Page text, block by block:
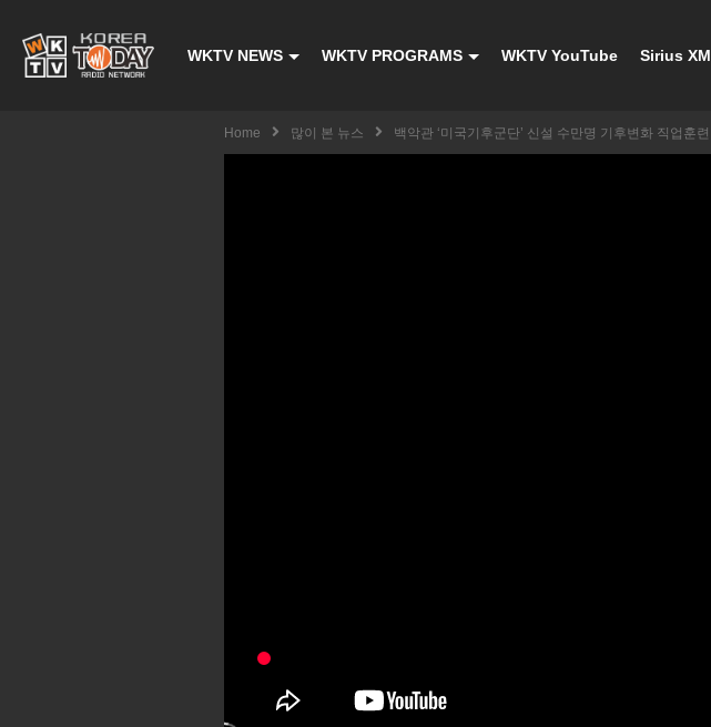
WKTV NEWS WKTV PROGRAMS WKTV YouTube Sirius XM
Home 많이 본 뉴스 백악관 ‘미국기후군단’ 신설 수만명 기후변화 직업훈련